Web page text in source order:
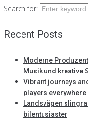
Search for:
Recent Posts
Moderne
Musik und kreative
Vibrant journeys
players everywhere
Landsvägen
bilentusiaster